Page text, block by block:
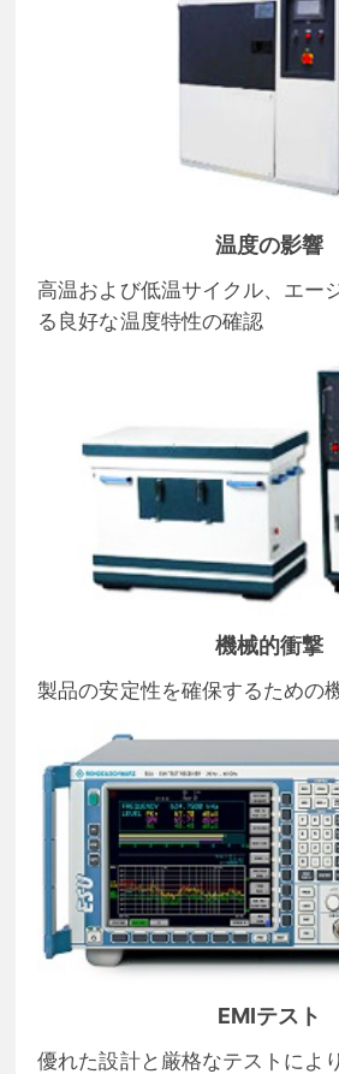
温度の影響
高温および低温サイクル、エー
る良好な温度特性の確認
機械的衝撃
製品の安定性を確保するための
EMIテスト
優れた設計と厳格なテストによ